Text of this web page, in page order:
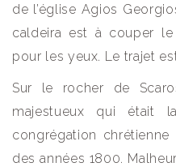
de l’église Agios
caldeira est à couper
pour les yeux. Le trajet
Sur le rocher de
majestueux qui était
congrégation chrétienne
des années 1800.